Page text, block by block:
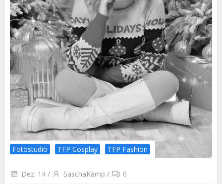
Fotostudio TFP Cosplay TFP Fashion
Dez. 14 / SaschaKamp / 0